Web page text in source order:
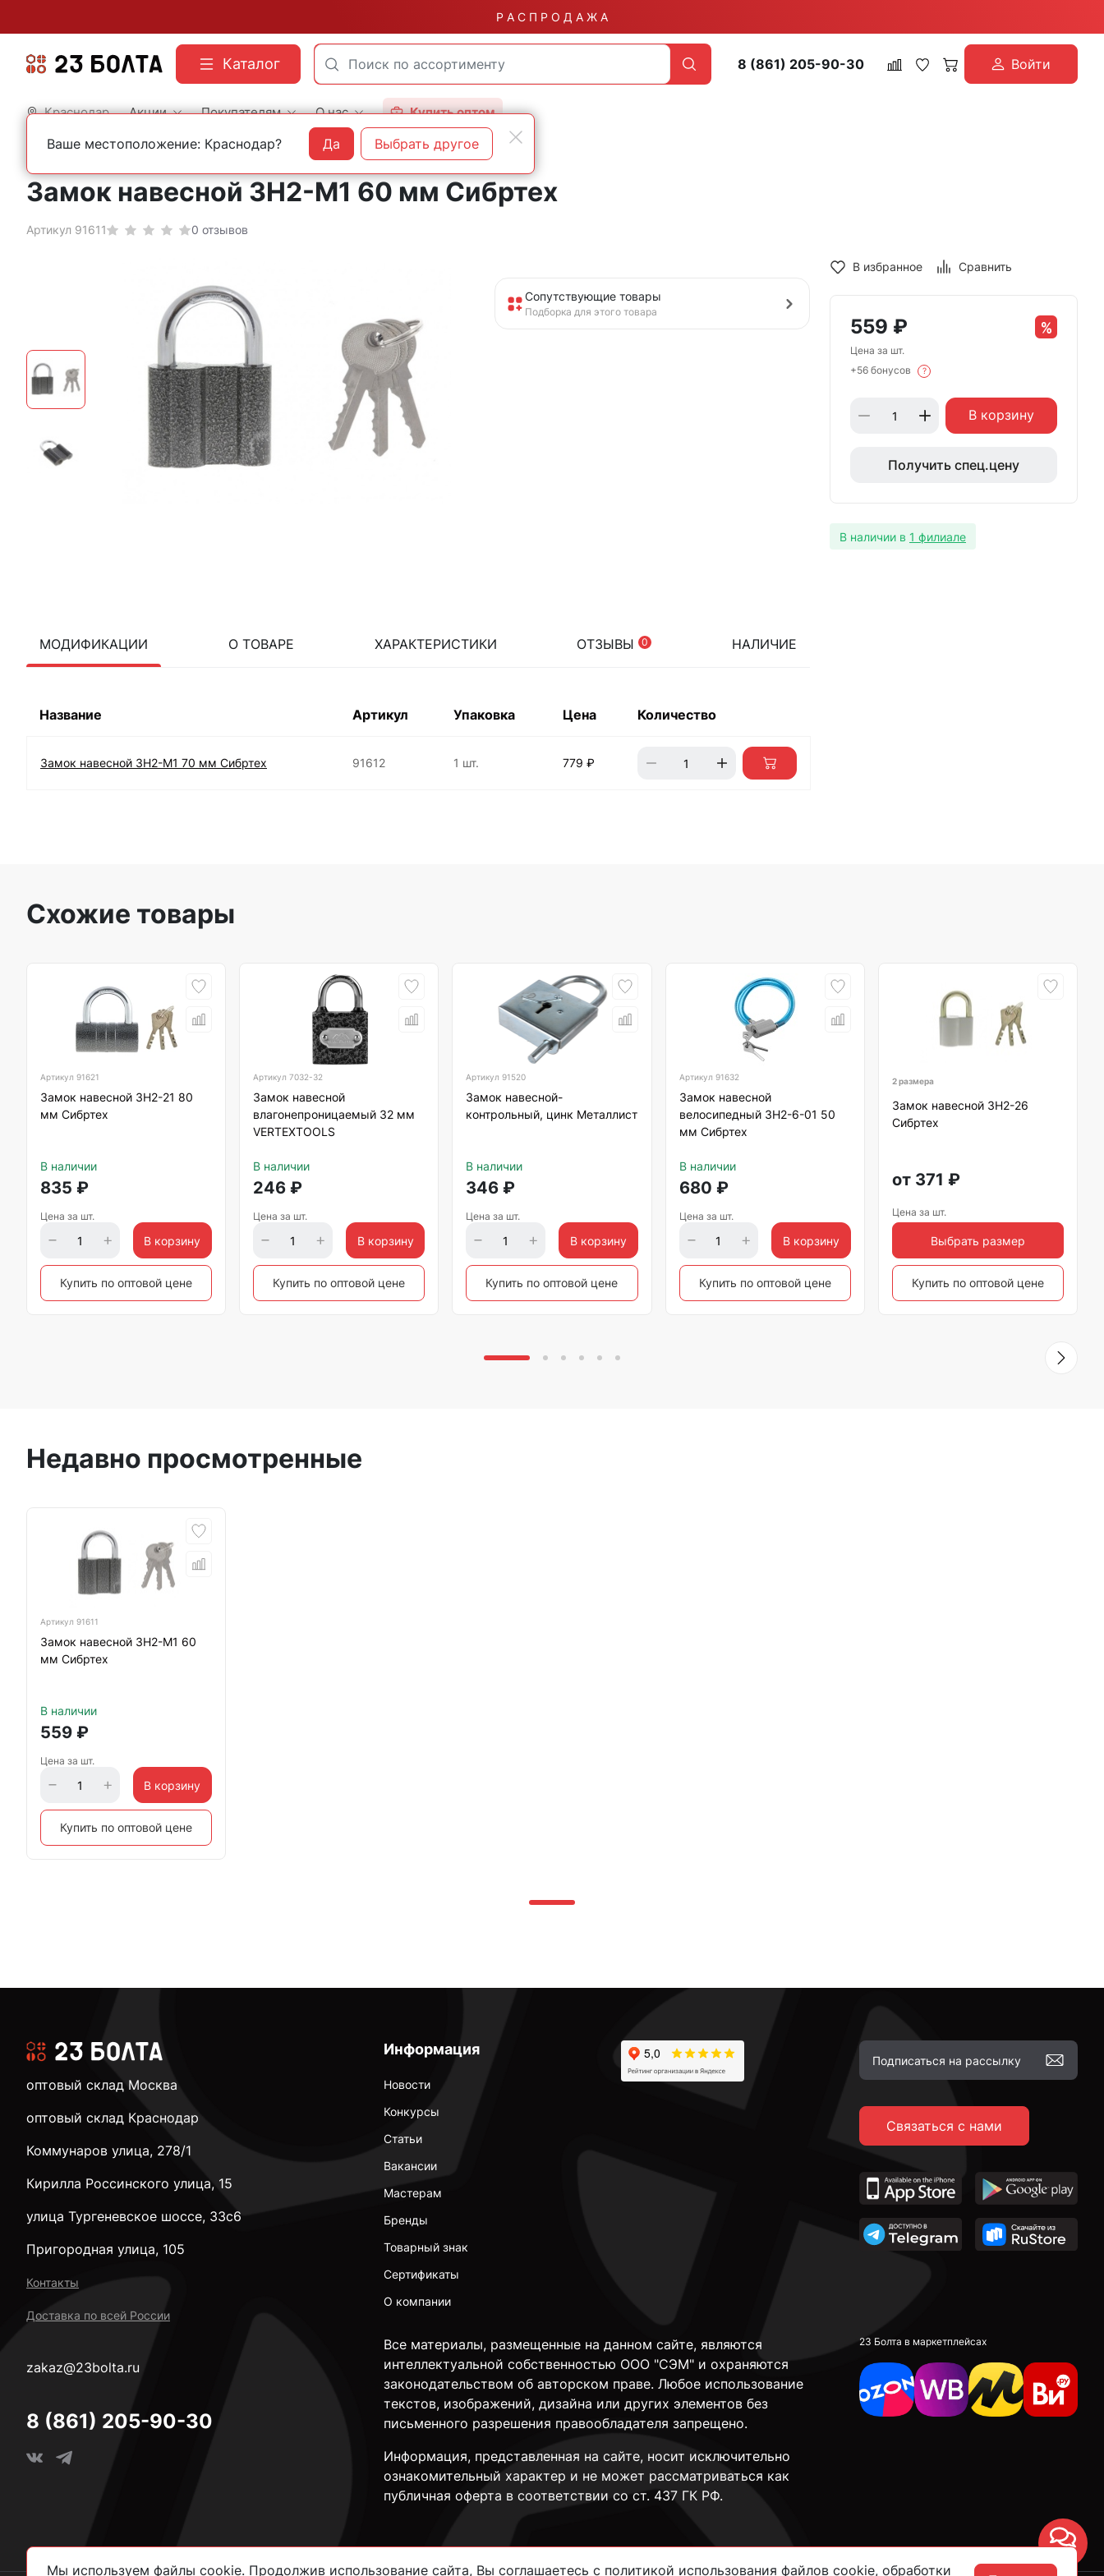
Р А С П Р О Д А Ж А
Каталог 8 (861) 205-90-30 Войти
Краснодар Акции Покупателям О нас Купить оптом
Главная Бытовой крепеж и фурнитура Замки
Замок навесной ЗН2-М1 60 мм Сибртех
Артикул 91611 0 отзывов
Сопутствующие товары
Подборка для этого товара
МОДИФИКАЦИИ О ТОВАРЕ ХАРАКТЕРИСТИКИ ОТЗЫВЫ 0 НАЛИЧИЕ
Название Артикул Упаковка Цена Количество
Замок навесной ЗН2-М1 70 мм Сибртех 91612 1 шт. 779 ₽
В избранное Сравнить
559 ₽
Цена за шт.
+56 бонусов
?
В корзину
Получить спец.цену
В наличии в 1 филиале
Схожие товары
Артикул 91621
Замок навесной ЗН2-21 80
мм Сибртех
В наличии
835 ₽
Цена за шт.
В корзину
Купить по оптовой цене
Артикул7032-32
Замок навесной
влагонепроницаемый 32 мм
VERTEXTOOLS
В наличии
246 ₽
Цена за шт.
В корзину
Купить по оптовой цене
Артикул91520
Замок навесной-
контрольный, цинк Металлист
В наличии
346 ₽
Цена за шт.
В корзину
Купить по оптовой цене
Артикул 91632
Замок навесной
велосипедный ЗН2-6-01 50
мм Сибртех
В наличии
680 ₽
Цена за шт.
В корзину
Купить по оптовой цене
2 размера
Замок навесной ЗН2-26
Сибртех
от 371 ₽
Цена за шт.
Выбрать размер
Купить по оптовой цене
Недавно просмотренные
Артикул 91611
Замок навесной ЗН2-М1 60
мм Сибртех
В наличии
559 ₽
Цена за шт.
В корзину
Купить по оптовой цене
Информация
Новости
Конкурсы
Статьи
Вакансии
Мастерам
Бренды
Товарный знак
Сертификаты
О компании
Связаться с нами
Все материалы, размещенные на данном сайте, являются
интеллектуальной собственностью ООО "СЭМ" и охраняются
законодательством об авторском праве. Любое использование
текстов, изображений, дизайна или других элементов без
письменного разрешения правообладателя запрещено.
Информация, представленная на сайте, носит исключительно
ознакомительный характер и не может рассматриваться как
публичная оферта в соответствии со ст. 437 ГК РФ.
23 Болта в маркетплейсах
оптовый склад Москва
оптовый склад Краснодар
Коммунаров улица, 278/1
Кирилла Россинского улица, 15
улица Тургеневское шоссе, 33с6
Пригородная улица, 105
Контакты
Доставка по всей России
zakaz@23bolta.ru
8 (861) 205-90-30
Мы используем файлы cookie. Продолжив использование сайта, Вы соглашаетесь с политикой использования файлов cookie, обработки
Ваше местоположение: Краснодар? Да Выбрать другое